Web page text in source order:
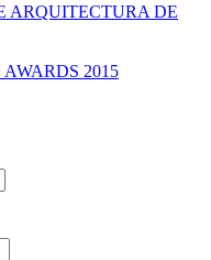
ARQUITECTURA DE
2015